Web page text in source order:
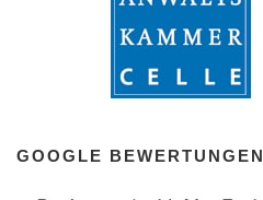
GOOGLE BEWERTUNGEN